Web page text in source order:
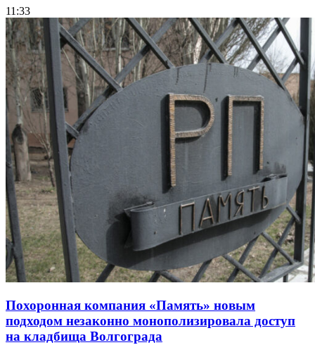
11:33
Похоронная компания «Память» новым
подходом незаконно монополизировала доступ
на кладбища Волгограда